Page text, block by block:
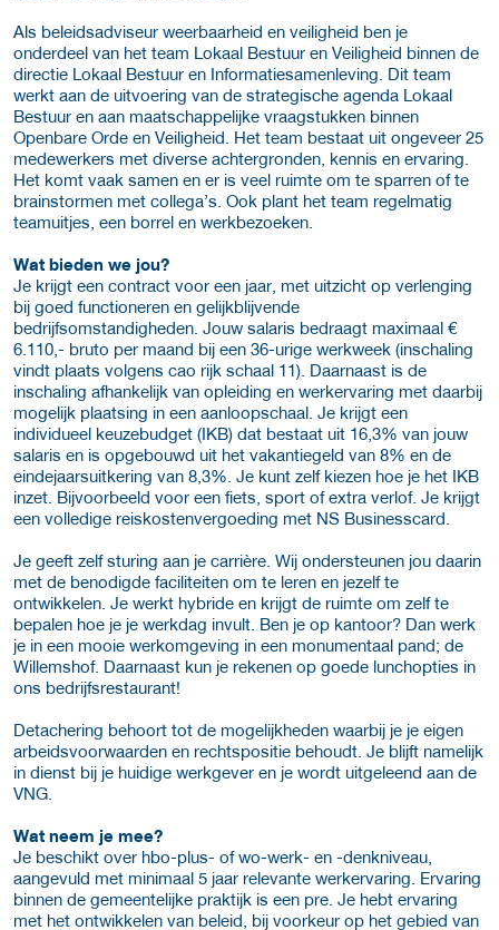
Als beleidsadviseur weerbaarheid en veiligheid ben je
onderdeel van het team Lokaal Bestuur en Veiligheid binnen de
directie Lokaal Bestuur en Informatiesamenleving. Dit team
werkt aan de uitvoering van de strategische agenda Lokaal
Bestuur en aan maatschappelijke vraagstukken binnen
Openbare Orde en Veiligheid. Het team bestaat uit ongeveer 25
medewerkers met diverse achtergronden, kennis en ervaring.
Het komt vaak samen en er is veel ruimte om te sparren of te
brainstormen met collega’s. Ook plant het team regelmatig
teamuitjes, een borrel en werkbezoeken.
Wat bieden we jou?
Je krijgt een contract voor een jaar, met uitzicht op verlenging
bij goed functioneren en gelijkblijvende
bedrijfsomstandigheden. Jouw salaris bedraagt maximaal €
6.110,- bruto per maand bij een 36-urige werkweek (inschaling
vindt plaats volgens cao rijk schaal 11). Daarnaast is de
inschaling afhankelijk van opleiding en werkervaring met daarbij
mogelijk plaatsing in een aanloopschaal. Je krijgt een
individueel keuzebudget (IKB) dat bestaat uit 16,3% van jouw
salaris en is opgebouwd uit het vakantiegeld van 8% en de
eindejaarsuitkering van 8,3%. Je kunt zelf kiezen hoe je het IKB
inzet. Bijvoorbeeld voor een fiets, sport of extra verlof. Je krijgt
een volledige reiskostenvergoeding met NS Businesscard.
Je geeft zelf sturing aan je carrière. Wij ondersteunen jou daarin
met de benodigde faciliteiten om te leren en jezelf te
ontwikkelen. Je werkt hybride en krijgt de ruimte om zelf te
bepalen hoe je je werkdag invult. Ben je op kantoor? Dan werk
je in een mooie werkomgeving in een monumentaal pand; de
Willemshof. Daarnaast kun je rekenen op goede lunchopties in
ons bedrijfsrestaurant!
Detachering behoort tot de mogelijkheden waarbij je je eigen
arbeidsvoorwaarden en rechtspositie behoudt. Je blijft namelijk
in dienst bij je huidige werkgever en je wordt uitgeleend aan de
VNG.
Wat neem je mee?
Je beschikt over hbo-plus- of wo-werk- en -denkniveau,
aangevuld met minimaal 5 jaar relevante werkervaring. Ervaring
binnen de gemeentelijke praktijk is een pre. Je hebt ervaring
met het ontwikkelen van beleid, bij voorkeur op het gebied van